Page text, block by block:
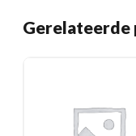
Gerelateerde